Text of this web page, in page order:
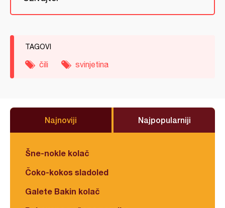
TAGOVI
čili svinjetina
Najnoviji Najpopularniji
Šne-nokle kolač
Čoko-kokos sladoled
Galete Bakin kolač